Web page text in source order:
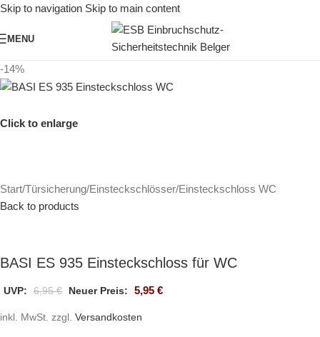
Skip to navigation Skip to main content
MENU
-14%
Click to enlarge
Start/Türsicherung/Einsteckschlösser/Einsteckschloss WC
Back to products
BASI ES 935 Einsteckschloss für WC
UVP: 6,95€ Neuer Preis: 5,95 €
inkl. MwSt. zzgl. Versandkosten